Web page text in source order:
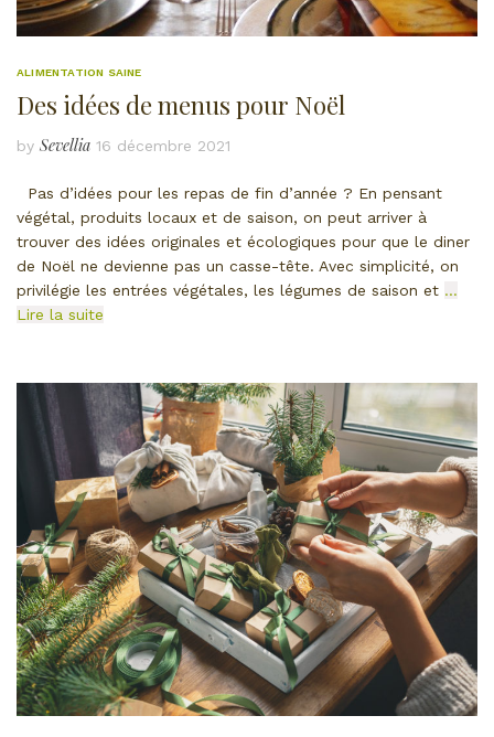
ALIMENTATION SAINE
Des idées de menus pour Noël
by Sevellia 16 décembre 2021
Pas d’idées pour les repas de fin d’année ? En pensant
végétal, produits locaux et de saison, on peut arriver à
trouver des idées originales et écologiques pour que le diner
de Noël ne devienne pas un casse-tête. Avec simplicité, on
privilégie les entrées végétales, les légumes de saison et …
Lire la suite